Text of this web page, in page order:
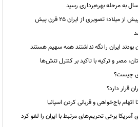
بودند ایران را نگه نداشتند همه سهیم هستند
مصر و ترکیه با تاکید بر کنترل تنش‌ها
چیست؟
قرار دارد؟
اتهام باج‌خواهی و قربانی کردن اسپانیا
برخی تحریم‌های مرتبط با ایران را لغو کرد